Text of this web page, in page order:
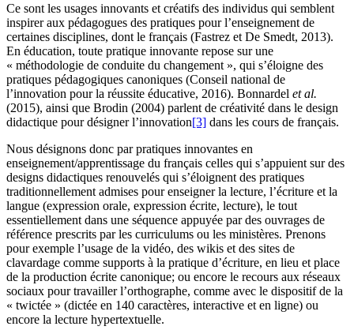
Ce sont les usages innovants et créatifs des individus qui semblent
inspirer aux pédagogues des pratiques pour l’enseignement de
certaines disciplines, dont le français (Fastrez et De Smedt, 2013).
En éducation, toute pratique innovante repose sur une
« méthodologie de conduite du changement », qui s’éloigne des
pratiques pédagogiques canoniques (Conseil national de
l’innovation pour la réussite éducative, 2016). Bonnardel et al.
(2015), ainsi que Brodin (2004) parlent de créativité dans le design
didactique pour désigner l’innovation[3] dans les cours de français.
Nous désignons donc par pratiques innovantes en
enseignement/apprentissage du français celles qui s’appuient sur des
designs didactiques renouvelés qui s’éloignent des pratiques
traditionnellement admises pour enseigner la lecture, l’écriture et la
langue (expression orale, expression écrite, lecture), le tout
essentiellement dans une séquence appuyée par des ouvrages de
référence prescrits par les curriculums ou les ministères. Prenons
pour exemple l’usage de la vidéo, des wikis et des sites de
clavardage comme supports à la pratique d’écriture, en lieu et place
de la production écrite canonique; ou encore le recours aux réseaux
sociaux pour travailler l’orthographe, comme avec le dispositif de la
« twictée » (dictée en 140 caractères, interactive et en ligne) ou
encore la lecture hypertextuelle.